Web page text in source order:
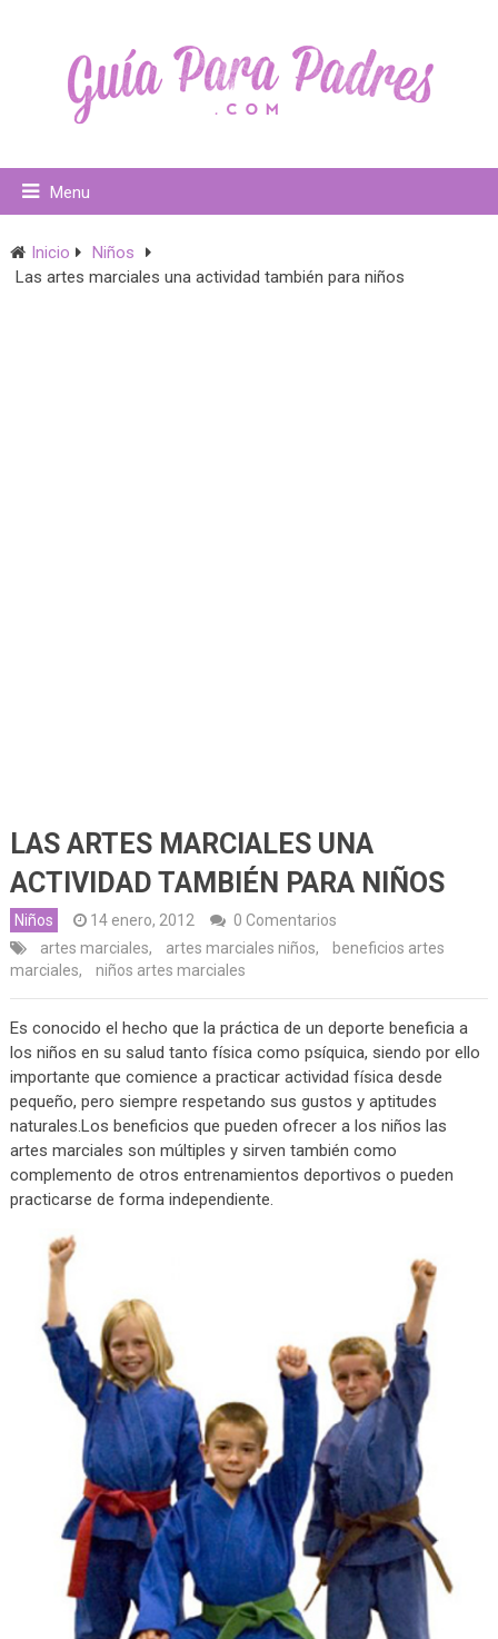
Menu
Inicio
Niños
Las artes marciales una actividad también para niños
LAS ARTES MARCIALES UNA
ACTIVIDAD TAMBIÉN PARA NIÑOS
Niños 14 enero, 2012
0 Comentarios
artes marciales, artes marciales niños,
beneficios artes
marciales, niños artes marciales
Es conocido el hecho que la práctica de un deporte beneficia a
los niños en su salud tanto física como psíquica, siendo por ello
importante que comience a practicar actividad física desde
pequeño, pero siempre respetando sus gustos y aptitudes
naturales.Los beneficios que pueden ofrecer a los niños las
artes marciales son múltiples y sirven también como
complemento de otros entrenamientos deportivos o pueden
practicarse de forma independiente.